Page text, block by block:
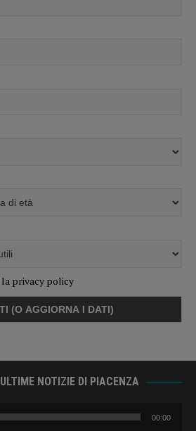
privacy policy
NOTIZIE DI PIACENZA
00:00